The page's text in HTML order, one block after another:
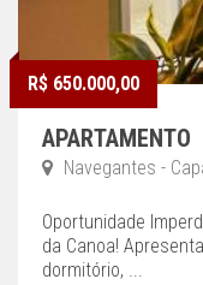
R$ 650.000,00
APARTAMENTO
Navegantes -
Oportunidade
da Canoa!
dormitório, ...